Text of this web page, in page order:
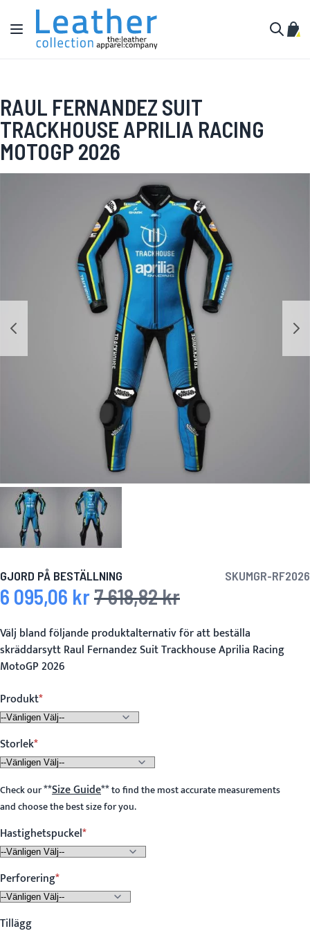
Hoppa till innehållet
Växla Nav
Min
RAUL FERNANDEZ SUIT
TRACKHOUSE APRILIA RACING
MOTOGP 2026
GJORD PÅ BESTÄLLNING SKUMGR-RF2026
Specialpris
6 095,06 kr Ordinarie pris
7 618,82 kr
Välj bland följande produktalternativ för att beställa
skräddarsytt Raul Fernandez Suit Trackhouse Aprilia Racing
MotoGP 2026
Produkt
Storlek
Check our**Size Guide**to find the most accurate measurements
and choose the best size for you.
Hastighetspuckel
Perforering
Tillägg